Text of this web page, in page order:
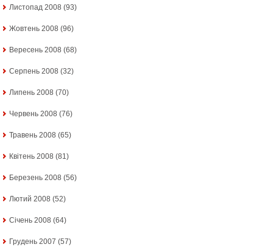
Листопад 2008 (93)
Жовтень 2008 (96)
Вересень 2008 (68)
Серпень 2008 (32)
Липень 2008 (70)
Червень 2008 (76)
Травень 2008 (65)
Квітень 2008 (81)
Березень 2008 (56)
Лютий 2008 (52)
Січень 2008 (64)
Грудень 2007 (57)